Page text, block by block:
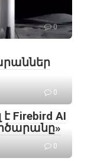
0
0
Firebird AI
0